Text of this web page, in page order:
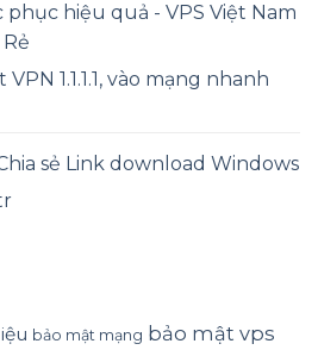
phục hiệu quả - VPS Việt Nam
1.1.1.1, vào mạng nhanh
sẻ Link download Windows
bảo mật mạng bảo mật vps